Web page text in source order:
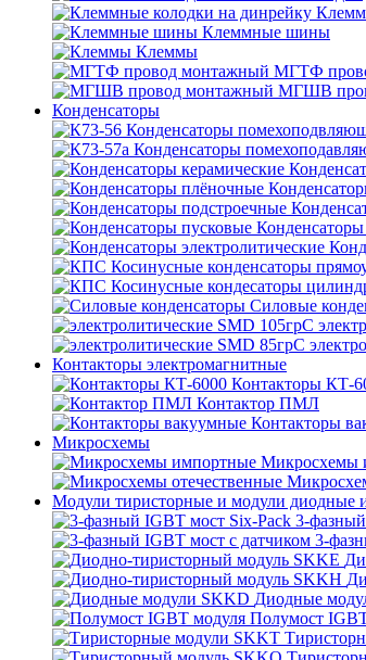
Клеммные шины
Клеммы
МГТФ
МГШВ
Конденсаторы
Силовые
Контакторы электромагнитные
Контакторы КТ-
Контактор ПМЛ
Контакторы
Микросхемы
Микросхемы
Модули тиристорные и модули диодные
3-
3-
Диодные
Полумост